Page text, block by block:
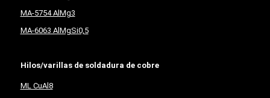
MA-5754 AlMg3
MA-6063 AlMgSi0,5
Hilos/varillas de soldadura de cobre
ML CuAl8